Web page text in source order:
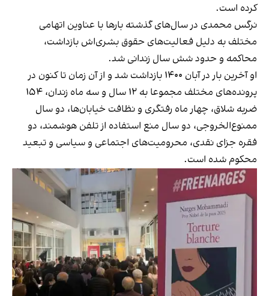
کرده است.
نرگس محمدی در سال‌های گذشته بارها با عناوین اتهامی
مختلف به دلیل فعالیت‌های حقوق بشری‌اش بازداشت،
محاکمه و حدود شش سال زندانی شد.
او آخرین بار در آبان ۱۴۰۰ بازداشت شد و از آن زمان تا کنون در
پرونده‌های مختلف مجموعا به ۱۲ سال و سه ماه زندان، ۱۵۴
ضربه شلاق، چهار ماه رفتگری و نظافت خیابان‌ها، دو سال
ممنوع‌الخروجی، دو سال منع استفاده از تلفن هوشمند، دو
فقره جزای نقدی، محرومیت‌های اجتماعی و سیاسی و تبعید
محکوم شده است.